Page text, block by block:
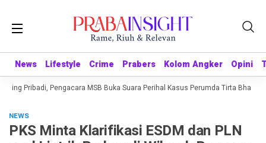
News Lifestyle Crime Prabers Kolom Angker Opini
News Lifestyle Crime Prabers Kolom Angker Opini
Pribadi, Pengacara MSB Buka Suara Perihal Kasus Perumda Tirta Bhagasasi
NEWS
PKS Minta Klarifikasi ESDM dan PLN